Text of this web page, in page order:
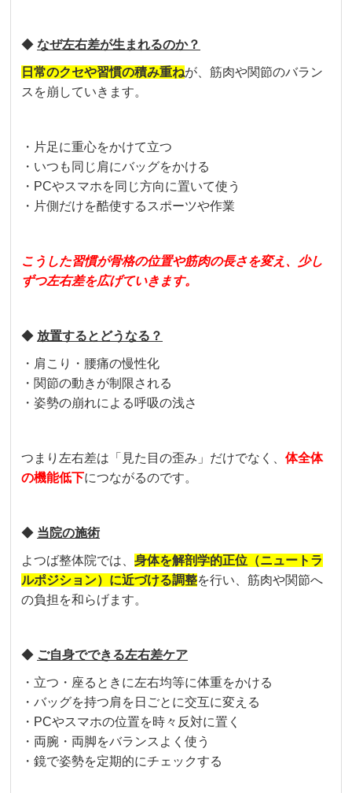
◆なぜ左右差が生まれるのか？
日常のクセや習慣の積み重ねが、筋肉や関節のバラン
スを崩していきます。
・片足に重心をかけて立つ
・いつも同じ肩にバッグをかける
・PCやスマホを同じ方向に置いて使う
・片側だけを酷使するスポーツや作業
こうした習慣が骨格の位置や筋肉の長さを変え、少し
ずつ左右差を広げていきます。
◆ 放置するとどうなる？
・肩こり・腰痛の慢性化
・関節の動きが制限される
・姿勢の崩れによる呼吸の浅さ
つまり左右差は「見た目の歪み」だけでなく、体全体
の機能低下につながるのです。
◆ 当院の施術
よつば整体院では、身体を解剖学的正位（ニュートラ
ルポジション）に近づける調整を行い、筋肉や関節へ
の負担を和らげます。
◆ ご自身でできる左右差ケア
・立つ・座るときに左右均等に体重をかける
・バッグを持つ肩を日ごとに交互に変える
・PCやスマホの位置を時々反対に置く
・両腕・両脚をバランスよく使う
・鏡で姿勢を定期的にチェックする